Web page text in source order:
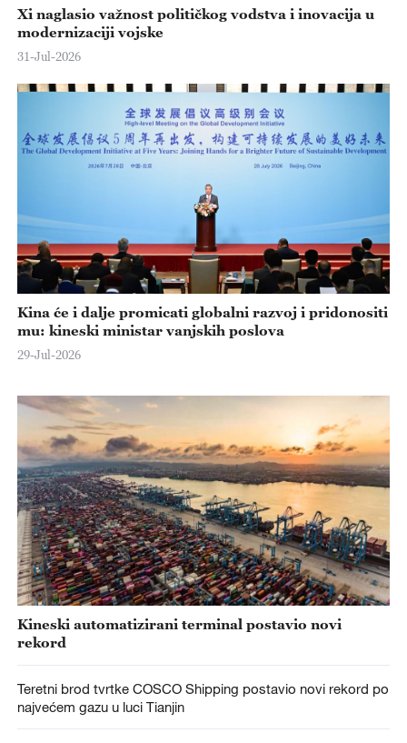
Xi naglasio važnost političkog vodstva i inovacija u
modernizaciji vojske
31-Jul-2026
Kina će i dalje promicati globalni razvoj i pridonositi
mu: kineski ministar vanjskih poslova
29-Jul-2026
Kineski automatizirani terminal postavio novi
rekord
Teretni brod tvrtke COSCO Shipping postavio novi rekord po
najvećem gazu u luci Tianjin